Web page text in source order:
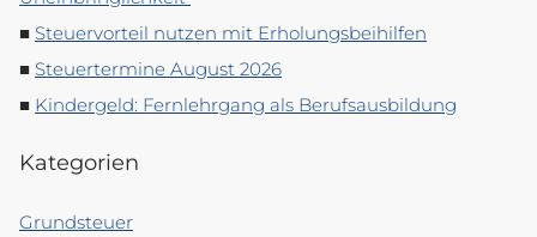
Steuervorteil nutzen mit Erholungsbeihilfen
Steuertermine August 2026
Kindergeld: Fernlehrgang als Berufsausbildung
Kategorien
Grundsteuer